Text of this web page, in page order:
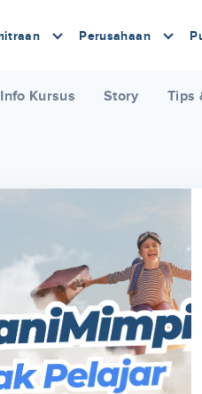
Perusahaan
Info Kursus Story Tips